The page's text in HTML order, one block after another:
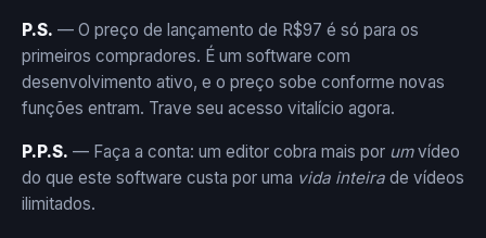
P.S. — O preço de lançamento de R$97 é só para os
primeiros compradores. É um software com
desenvolvimento ativo, e o preço sobe conforme novas
funções entram. Trave seu acesso vitalício agora.
P.P.S. — Faça a conta: um editor cobra mais por umvídeo
do que este software custa por uma vida inteira de vídeos
ilimitados.